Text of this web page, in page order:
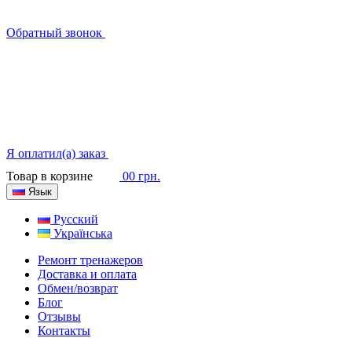
Обратный звонок
Я оплатил(а) заказ
Товар в корзине
00 грн.
Язык
Русский
Українська
Ремонт тренажеров
Доставка и оплата
Обмен/возврат
Блог
Отзывы
Контакты